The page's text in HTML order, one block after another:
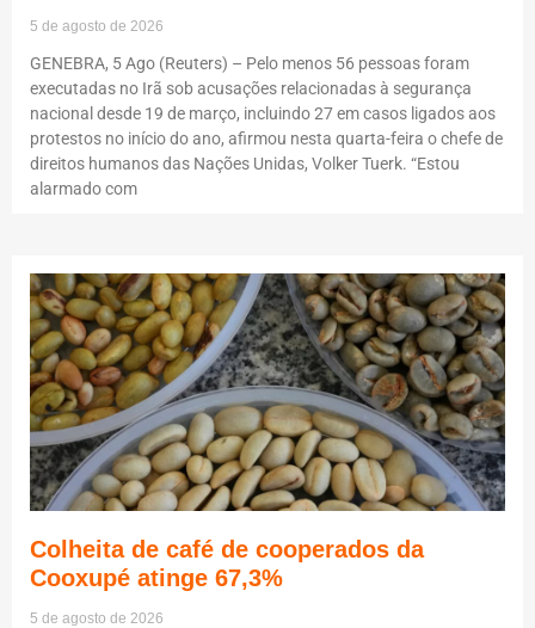
5 de agosto de 2026
GENEBRA, 5 Ago (Reuters) – Pelo menos 56 pessoas foram
executadas no Irã sob acusações relacionadas à segurança
nacional desde 19 de março, incluindo 27 em casos ligados aos
protestos no início do ano, afirmou nesta quarta-feira o chefe de
direitos humanos das Nações Unidas, Volker Tuerk. “Estou
alarmado com
Colheita de café de cooperados da
Cooxupé atinge 67,3%
5 de agosto de 2026